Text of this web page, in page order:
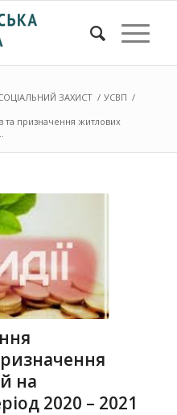
ЗАХИСТ / УСВП /
та призначення житлових
на
2020 – 2021